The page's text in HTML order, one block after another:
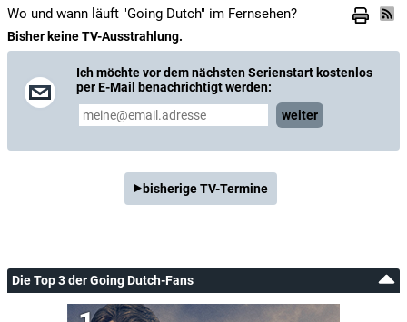
Wo und wann läuft "Going Dutch" im Fernsehen?
Bisher keine TV-Ausstrahlung.
Ich möchte vor dem nächsten Serienstart kostenlos
per E-Mail benachrichtigt werden:
weiter
bisherige TV-Termine
Die Top 3 der Going Dutch-Fans